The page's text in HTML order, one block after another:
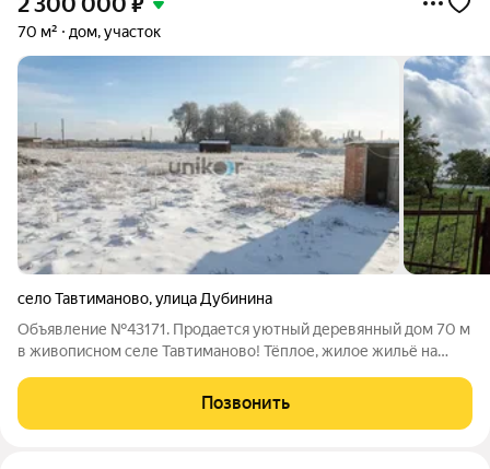
70 м² дом, участок
село Тавтиманово,улица Дубинина
Объявление №43171. Продается уютный деревянный дом 70 м
в живописном селе Тавтиманово! Тёплое, жилое жильё на
которая ищет спокойствие, природу и всё необходимое для
комфортной жизни.
Позвонить